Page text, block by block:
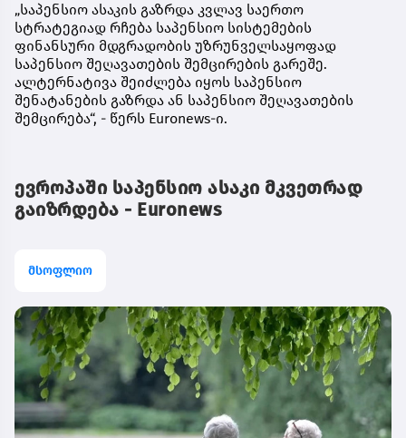
„საპენსიო ასაკის გაზრდა კვლავ საერთო
სტრატეგიად რჩება საპენსიო სისტემების
ფინანსური მდგრადობის უზრუნველსაყოფად
საპენსიო შეღავათების შემცირების გარეშე.
ალტერნატივა შეიძლება იყოს საპენსიო
შენატანების გაზრდა ან საპენსიო შეღავათების
შემცირება“, - წერს Euronews-ი.
ევროპაში საპენსიო ასაკი მკვეთრად
გაიზრდება - Euronews
მსოფლიო